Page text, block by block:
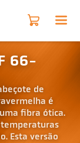
66-
de
é
fibra ótica.
temperaturas
Esta versão